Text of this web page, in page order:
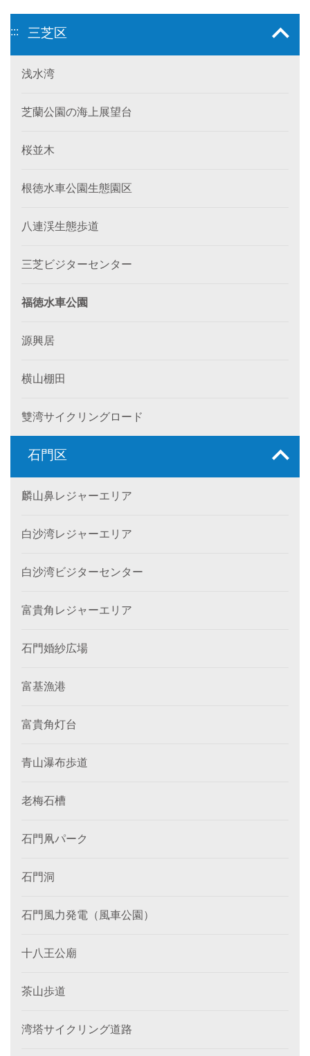
::: 三芝区
浅水湾
芝蘭公園の海上展望台
桜並木
根徳水車公園生態園区
八連渓生態歩道
三芝ビジターセンター
福徳水車公園
源興居
横山棚田
雙湾サイクリングロード
石門区
麟山鼻レジャーエリア
白沙湾レジャーエリア
白沙湾ビジターセンター
富貴角レジャーエリア
石門婚紗広場
富基漁港
富貴角灯台
青山瀑布歩道
老梅石槽
石門凧パーク
石門洞
石門風力発電（風車公園）
十八王公廟
茶山歩道
湾塔サイクリング道路